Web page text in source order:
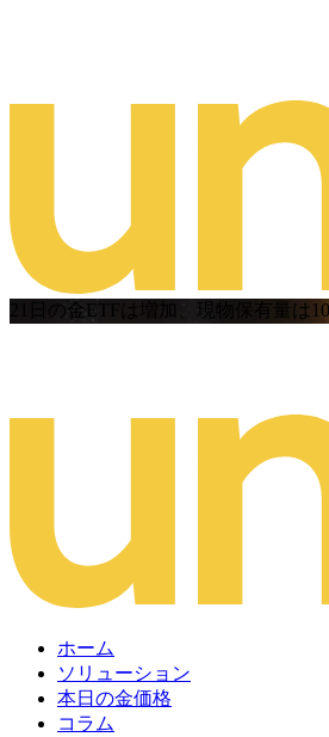
21日の金ETFは増加、現物保有量は
ホーム
ソリューション
本日の金価格
コラム